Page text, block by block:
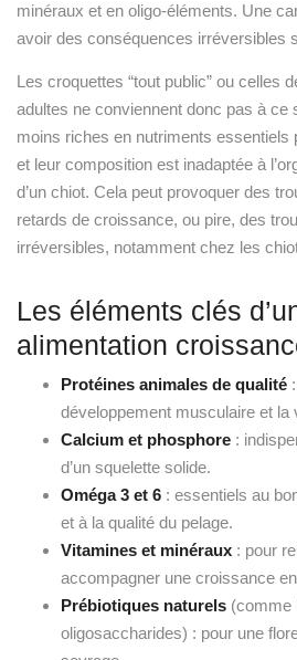
minéraux et en oligo-éléments. Une
avoir des conséquences irréversibles
Les croquettes “tout public” ou celles
adultes ne conviennent donc pas à ce
moins riches en nutriments essentiels
et leur composition est inadaptée à
d’un chiot. Cela peut provoquer des
retards de croissance, ou pire, des
irréversibles, notamment chez les
Les éléments clés
alimentation
Protéines animales de qualité
développement musculaire et la
Calcium et phosphore :
d’un squelette solide.
Oméga 3 et 6 : essentiels au
et à la qualité du pelage.
Vitamines et minéraux : pour
accompagner une croissance
Prébiotiques naturels (comme
oligosaccharides) : pour une